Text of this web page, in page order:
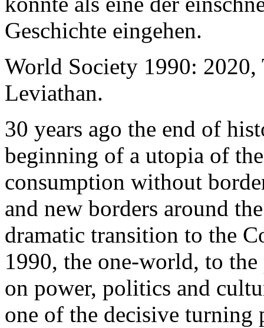
Geschichte eingehen.
World Society 1990: 2020,
Leviathan.
30 years ago the end of
beginning of a utopia of
consumption without
and new borders around
dramatic transition to the
1990, the one-world, to the
on power, politics and
one of the decisive turning